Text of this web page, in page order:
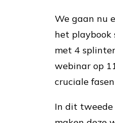
We gaan nu
het playbook
met 4
webinar op
cruciale
In dit tweede